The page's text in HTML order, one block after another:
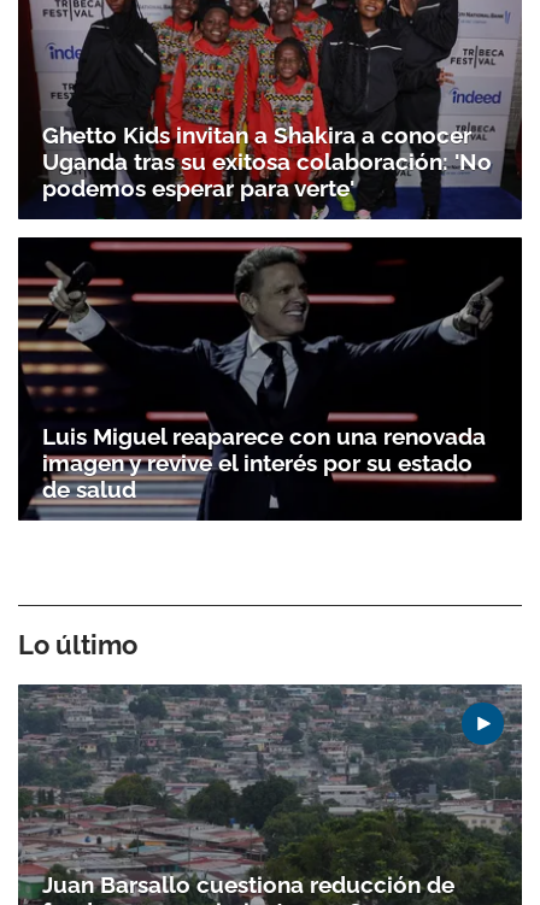
Ghetto Kids invitan a Shakira a conocer
Uganda tras su exitosa colaboración: 'No
podemos esperar para verte'
Luis Miguel reaparece con una renovada
imagen y revive el interés por su estado
de salud
Lo último
Juan Barsallo cuestiona reducción de